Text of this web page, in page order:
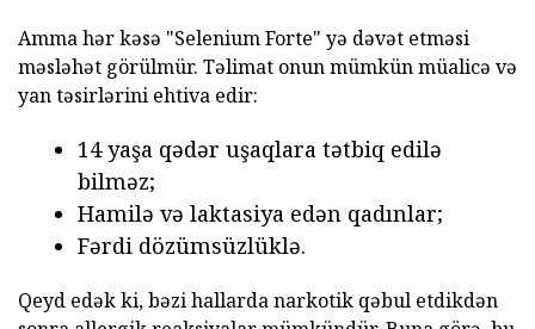
Amma hər kəsə "Selenium Forte" yə dəvət etməsi
məsləhət görülmür. Təlimat onun mümkün müalicə və
yan təsirlərini ehtiva edir:
14 yaşa qədər uşaqlara tətbiq edilə
bilməz;
Hamilə və laktasiya edən qadınlar;
Fərdi dözümsüzlüklə.
Qeyd edək ki, bəzi hallarda narkotik qəbul etdikdən